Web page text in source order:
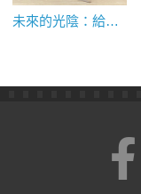
未來的光陰：給台灣新電影四十年的備忘錄